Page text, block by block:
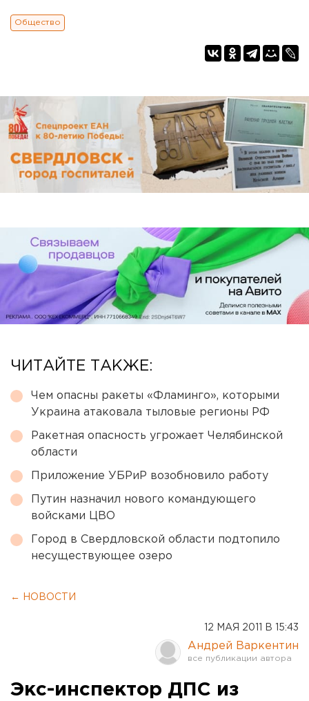
Общество
ЧИТАЙТЕ ТАКЖЕ:
Чем опасны ракеты «Фламинго», которыми
Украина атаковала тыловые регионы РФ
Ракетная опасность угрожает Челябинской
области
Приложение УБРиР возобновило работу
Путин назначил нового командующего
войсками ЦВО
Город в Свердловской области подтопило
несуществующее озеро
← НОВОСТИ
12 МАЯ 2011 В 15:43
Андрей Варкентин
Экс-инспектор ДПС из